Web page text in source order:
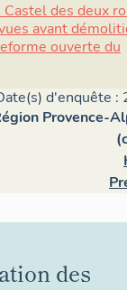
des deux
avant
ouverte du
d'enquête :
Provence-
des